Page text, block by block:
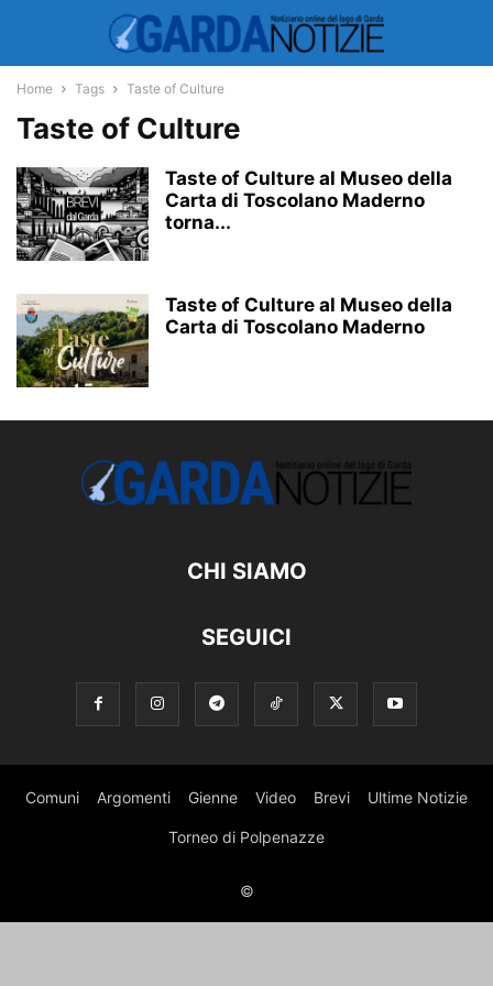
Home Tags Taste of Culture
Taste of Culture
Taste of Culture al Museo della
Carta di Toscolano Maderno
torna...
Taste of Culture al Museo della
Carta di Toscolano Maderno
CHI SIAMO
SEGUICI
Comuni Argomenti Gienne Video Brevi Ultime Notizie
Torneo di Polpenazze
©